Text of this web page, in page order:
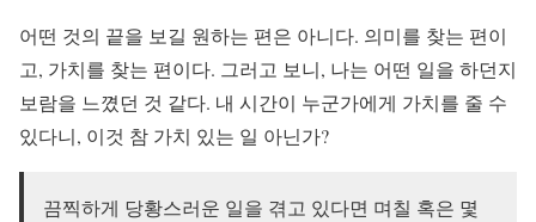
어떤 것의 끝을 보길 원하는 편은 아니다. 의미를 찾는 편이
고, 가치를 찾는 편이다. 그러고 보니, 나는 어떤 일을 하던지
보람을 느꼈던 것 같다. 내 시간이 누군가에게 가치를 줄 수
있다니, 이것 참 가치 있는 일 아닌가?
끔찍하게 당황스러운 일을 겪고 있다면 며칠 혹은 몇